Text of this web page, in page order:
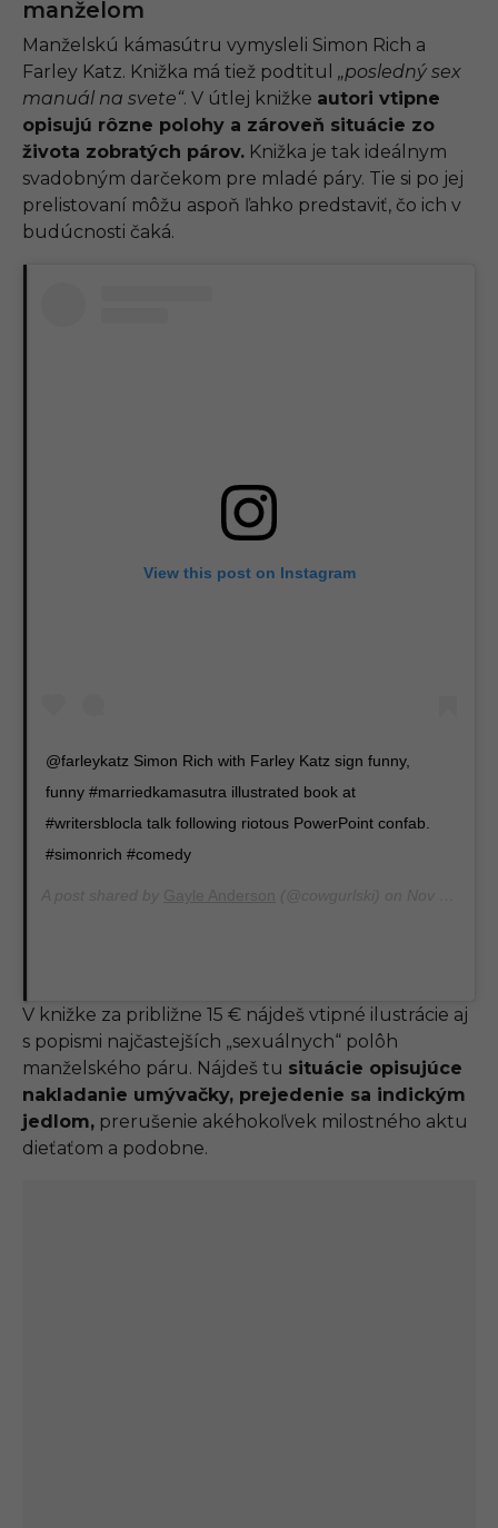
manželom
Manželskú kámasútru vymysleli Simon Rich a
Farley Katz. Knižka má tiež podtitul „posledný sex
manuál na svete“. V útlej knižke autori vtipne
opisujú rôzne polohy a zároveň situácie zo
života zobratých párov. Knižka je tak ideálnym
svadobným darčekom pre mladé páry. Tie si po jej
prelistovaní môžu aspoň ľahko predstaviť, čo ich v
budúcnosti čaká.
View this post on Instagram
@farleykatz Simon Rich with Farley Katz sign funny,
funny #marriedkamasutra illustrated book at
#writersblocla talk following riotous PowerPoint confab.
#simonrich #comedy
V knižke za približne 15 € nájdeš vtipné ilustrácie aj
s popismi najčastejších „sexuálnych“ polôh
manželského páru. Nájdeš tu situácie opisujúce
nakladanie umývačky, prejedenie sa indickým
jedlom, prerušenie akéhokoľvek milostného aktu
dieťaťom a podobne.